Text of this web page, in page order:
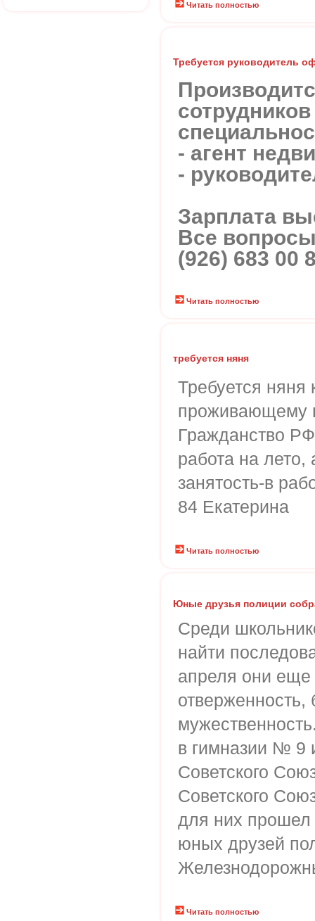
Читать полностью
Требуется руководитель
- агент
-
Зарплата
Все
(926) 683 00
Читать полностью
требуется няня
Требуется няня
проживающему
Гражданство
работа на лето,
занятость-в
84 Екатерина
Читать полностью
Юные друзья полиции
Среди
найти
апреля они еще
в гимназии № 9
Советского
Советского
для них прошел
юных друзей
Читать полностью